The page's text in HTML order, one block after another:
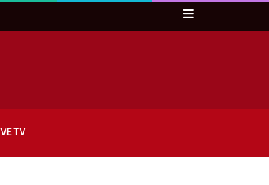
Sidebar
TV